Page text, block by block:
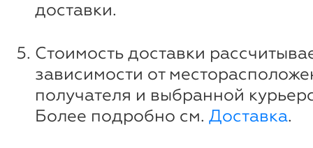
доставки.
Стоимость доставки
зависимости от
получателя и выбранной
Более подробно см. Доставка.